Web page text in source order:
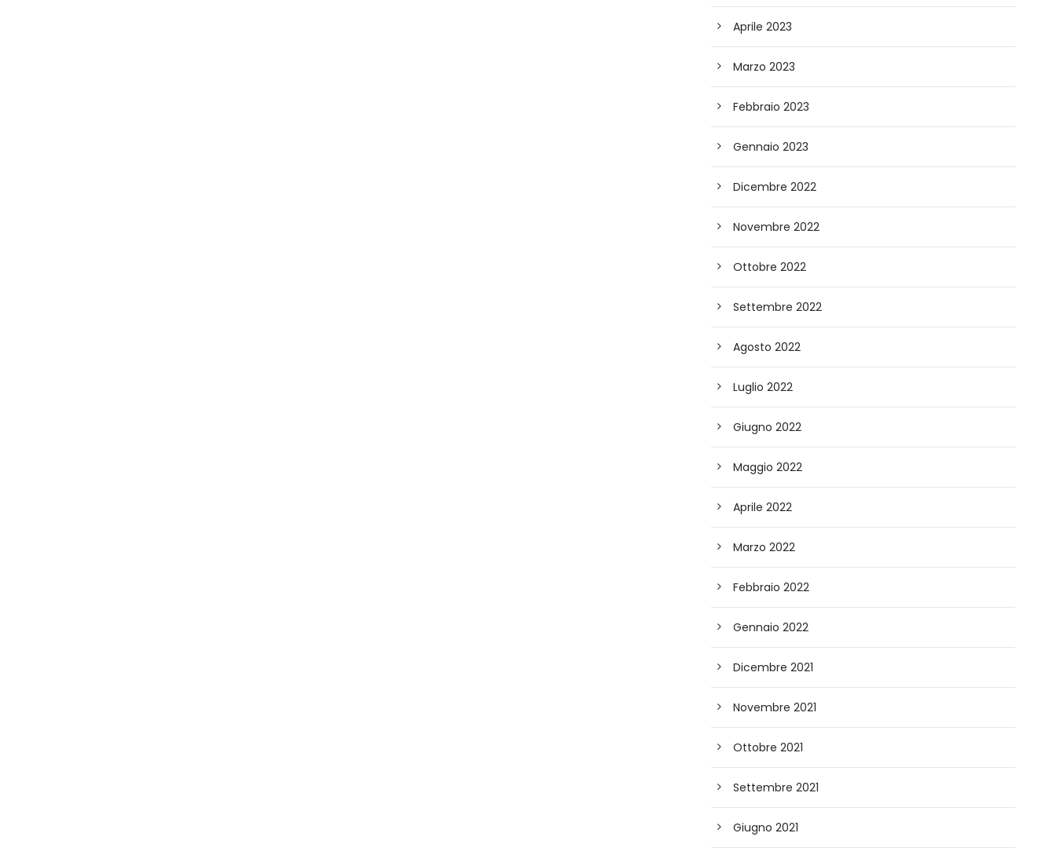
Aprile 2023
Marzo 2023
Febbraio 2023
Gennaio 2023
Dicembre 2022
Novembre 2022
Ottobre 2022
Settembre 2022
Agosto 2022
Luglio 2022
Giugno 2022
Maggio 2022
Aprile 2022
Marzo 2022
Febbraio 2022
Gennaio 2022
Dicembre 2021
Novembre 2021
Ottobre 2021
Settembre 2021
Giugno 2021